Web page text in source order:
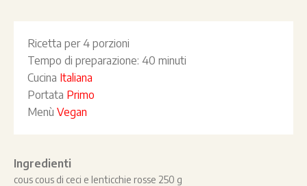
Ingredienti
cous cous di ceci e lenticchie rosse 250 g
Ricetta per4 porzioni
Tempo di preparazione: 40 minuti
Cucina Italiana
Portata Primo
Menù Vegan